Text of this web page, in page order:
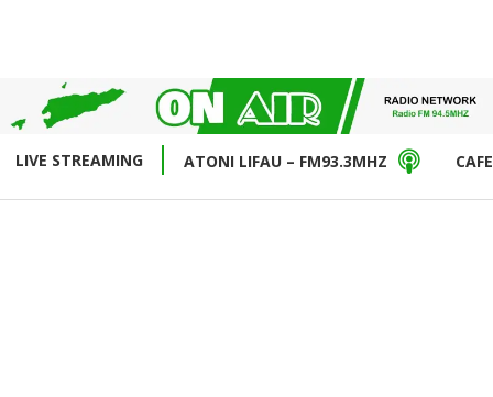
LIVE STREAMING ATONI LIFAU – FM93.3MHZ